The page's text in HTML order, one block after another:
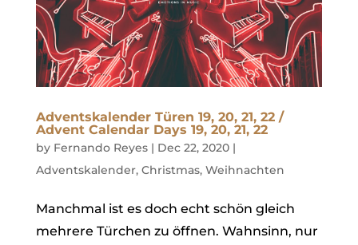
Adventskalender Türen 19, 20, 21, 22 /
Advent Calendar Days 19, 20, 21, 22
by Fernando Reyes| Dec 22, 2020|
Adventskalender, Christmas, Weihnachten
Manchmal ist es doch echt schön gleich
mehrere Türchen zu öffnen. Wahnsinn, nur